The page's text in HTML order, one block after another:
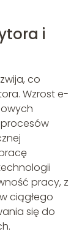
i
co
Wzrost e-
pracy, z
ciągłego
się do